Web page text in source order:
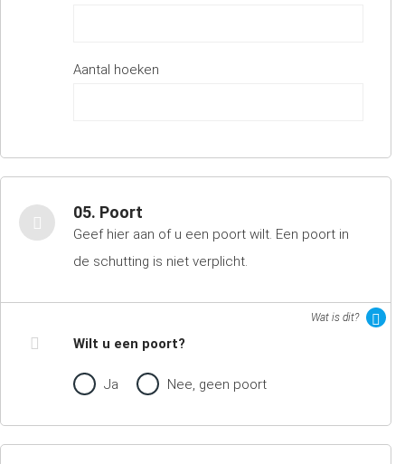
Aantal hoeken
05. Poort
Geef hier aan of u een poort wilt. Een poort in
de schutting is niet verplicht.
Wat is dit?
Wilt u een poort?
Ja Nee, geen poort